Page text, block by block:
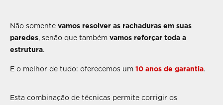
Não somente vamos resolver as rachaduras em suas
paredes, senão que também vamos reforçar toda a
estrutura.
E o melhor de tudo: oferecemos um 10 anos de garantia
Esta combinação de técnicas permite corrigir os